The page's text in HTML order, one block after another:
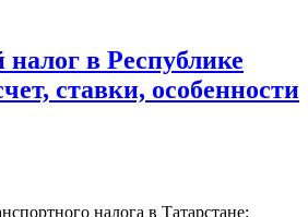
в Республике
ставки, особенности
налога в Татарстане: